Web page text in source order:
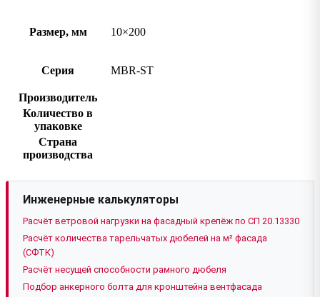
Размер, мм 10×200
Серия MBR-ST
Производитель
Количество в
упаковке
Страна
производства
Инженерные калькуляторы
Расчёт ветровой нагрузки на фасадный крепёж по СП 20.13330
Расчёт количества тарельчатых дюбелей на м² фасада
(СФТК)
Расчёт несущей способности рамного дюбеля
Подбор анкерного болта для кронштейна вентфасада